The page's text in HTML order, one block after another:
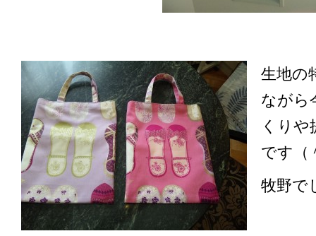
生地の
ながら
くりや
です（
牧野